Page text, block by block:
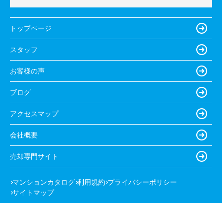
トップページ
スタッフ
お客様の声
ブログ
アクセスマップ
会社概要
売却専門サイト
マンションカタログ 利用規約 プライバシーポリシー
サイトマップ